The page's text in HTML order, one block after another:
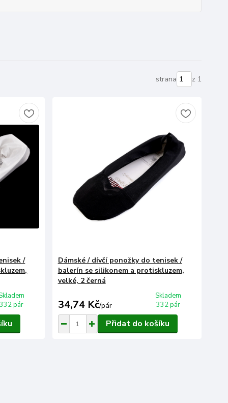
strana z 1
/
332 pár
Dámské / dívčí ponožky do tenisek /
balerín se silikonem a protiskluzem,
velké, 2 černá
34,74 Kč/pár
Skladem
332 pár
Přidat do košíku